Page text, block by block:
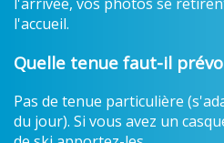
l'accueil.
Quelle tenue faut-il
Pas de tenue particulière
du jour). Si vous avez un